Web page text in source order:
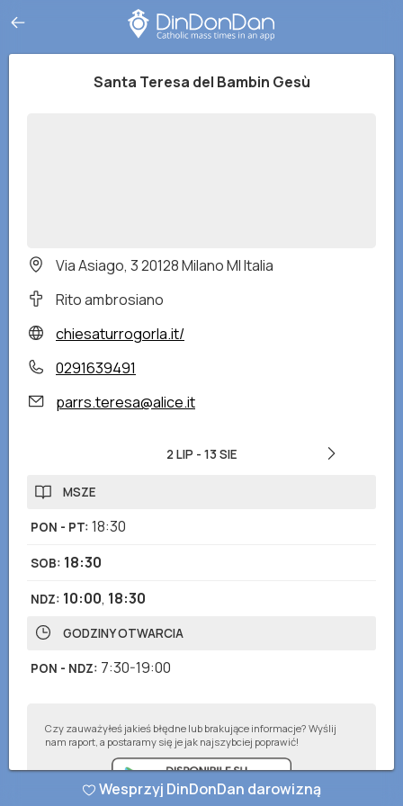
Santa Teresa del Bambin Gesù
Via Asiago, 3 20128 Milano MI Italia
Rito ambrosiano
chiesaturrogorla.it/
0291639491
parrs.teresa@alice.it
2 LIP - 13 SIE
MSZE
PON - PT: 18:30
SOB: 18:30
NDZ: 10:00, 18:30
GODZINY OTWARCIA
PON - NDZ: 7:30-19:00
Czy zauważyłeś jakieś błędne lub brakujące informacje? Wyślij
nam raport, a postaramy się je jak najszybciej poprawić!
Wesprzyj DinDonDan darowizną